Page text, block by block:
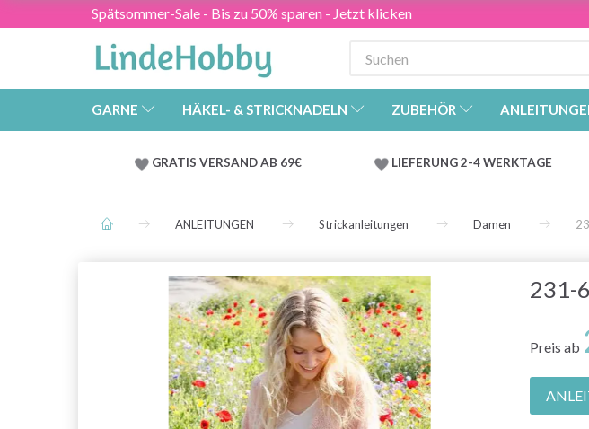
Spätsommer-Sale - Bis zu 50% sparen - Jetzt klicken
GARNE HÄKEL- & STRICKNADELN ZUBEHÖR
GRATIS VERSAND AB 69€ LIEFERUNG 2-4 WERKTAGE
ANLEITUNGEN Strickanleitungen Damen
231-
Preis ab